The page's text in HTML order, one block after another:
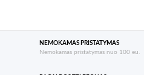
NEMOKAMAS PRISTATYMAS
Nemokamas pristatymas nuo 100 eu.